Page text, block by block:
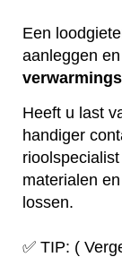
Een
aanleggen
Heeft u last
handiger
materialen
lossen.
✅ TIP: (